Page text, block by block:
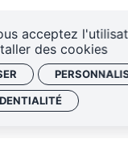
acceptez
des cookies